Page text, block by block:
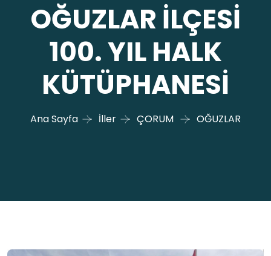
OĞUZLAR İLÇESİ
100. YIL HALK
KÜTÜPHANESİ
Ana Sayfa İller ÇORUM OĞUZLAR